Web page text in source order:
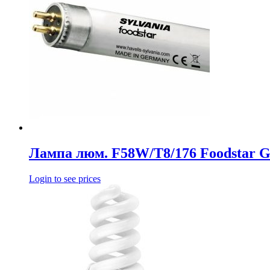
Лампа люм. F58W/T8/176 Foodstar
Login to see prices